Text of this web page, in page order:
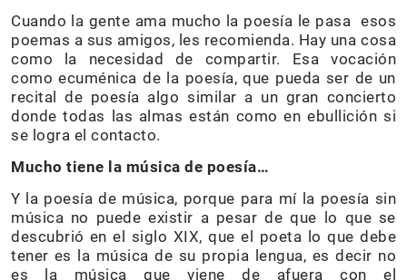
Cuando la gente ama mucho la poesía le pasa esos
poemas a sus amigos, les recomienda. Hay una cosa
como la necesidad de compartir. Esa vocación
como ecuménica de la poesía, que pueda ser de un
recital de poesía algo similar a un gran concierto
donde todas las almas están como en ebullición si
se logra el contacto.
Mucho tiene la música de poesía…
Y la poesía de música, porque para mí la poesía sin
música no puede existir a pesar de que lo que se
descubrió en el siglo XIX, que el poeta lo que debe
tener es la música de su propia lengua, es decir no
es la música que viene de afuera con el